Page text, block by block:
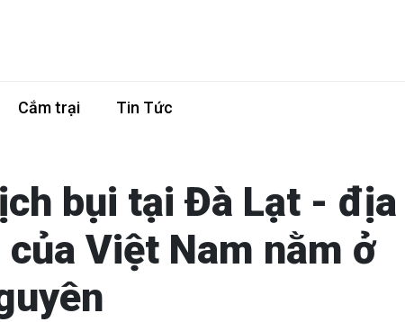
Cắm trại Tin Tức
bụi tại Đà Lạt - địa
Việt Nam nằm ở